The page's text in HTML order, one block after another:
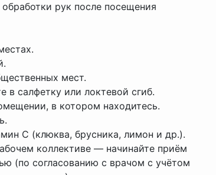
рук после посещения
мест.
в салфетку или локтевой сгиб.
в котором находитесь.
С (клюква, брусника, лимон и др.).
коллективе — начинайте приём
(по согласованию с врачом с учётом